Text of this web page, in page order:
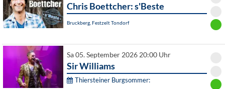
Chris Boettcher: s'Beste
Bruckberg, Festzelt Tondorf
Sa 05. September 2026 20:00 Uhr
Sir Williams
Thiersteiner Burgsommer: